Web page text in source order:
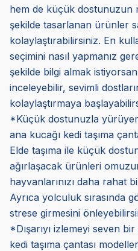
hem de küçük dostunuzun
şekilde tasarlanan ürünler
kolaylaştırabilirsiniz. En
seçimini nasıl yapmanız
şekilde bilgi almak
inceleyebilir, sevimli
kolaylaştırmaya
*Küçük dostunuzla
ana kucağı kedi taşıma
Elde taşıma ile küçük
ağırlaşacak ürünleri
hayvanlarınızı daha rahat
Ayrıca yolculuk sırasında
strese girmesini
*Dışarıyı izlemeyi seven
kedi taşıma çantası